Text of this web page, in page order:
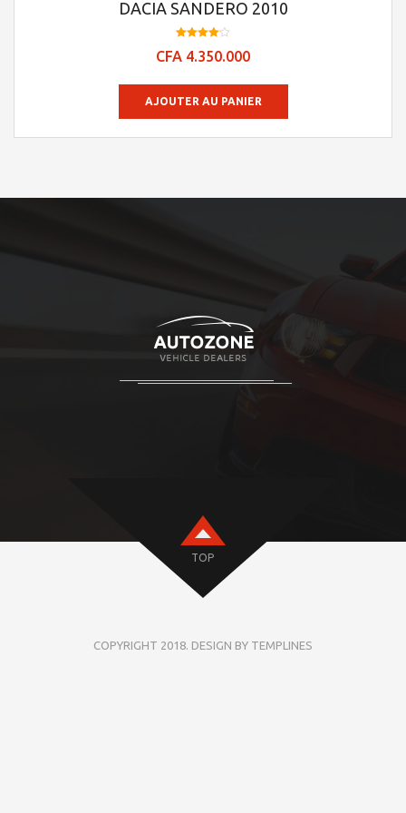
DACIA SANDERO 2010
4.09
CFA 4.350.000
AJOUTER AU PANIER
TOP
COPYRIGHT 2018. DESIGN BY TEMPLINES